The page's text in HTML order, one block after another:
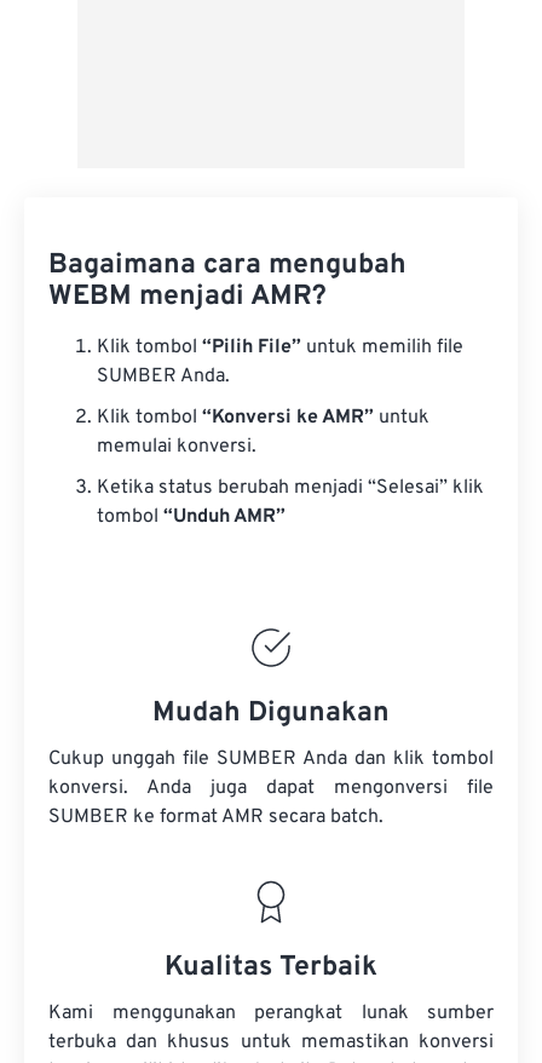
Bagaimana cara mengubah
WEBM menjadi AMR?
Klik tombol “Pilih File” untuk memilih file
SUMBER Anda.
Klik tombol “Konversi ke AMR” untuk
memulai konversi.
Ketika status berubah menjadi “Selesai” klik
tombol “Unduh AMR”
Mudah Digunakan
Cukup unggah file SUMBER Anda dan klik tombol
konversi. Anda juga dapat mengonversi file
SUMBER ke format AMR secara batch.
Kualitas Terbaik
Kami menggunakan perangkat lunak sumber
terbuka dan khusus untuk memastikan konversi